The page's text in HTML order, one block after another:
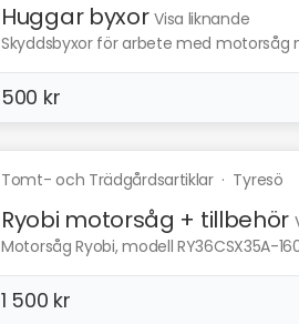
Huggar byxor Visa liknande
Skyddsbyxor för arbete med motorsåg
500 kr
Tomt- och Trädgårdsartiklar· Tyresö
Ryobi motorsåg + tillbehör
Motorsåg Ryobi, modell RY36CSX35A-
1 500 kr